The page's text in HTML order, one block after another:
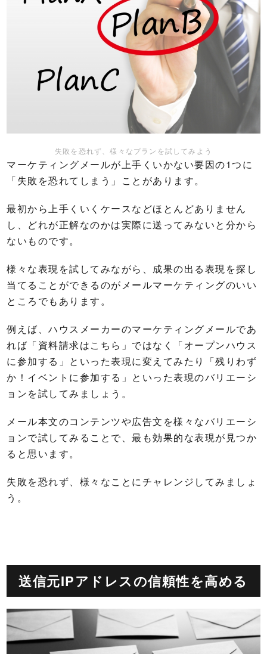
失敗を恐れず、様々なプランを試してみよう
マーケティングメールが上手くいかない要因の1つに
「失敗を恐れてしまう」ことがあります。
最初から上手くいくケースなどほとんどありません
し、どれが正解なのかは実際に送ってみないと分から
ないものです。
様々な表現を試してみながら、成果の出る表現を探し
当てることができるのがメールマーケティングのいい
ところでもあります。
例えば、ハウスメーカーのマーケティングメールであ
れば「資料請求はこちら」ではなく「オープンハウス
に参加する」といった表現に変えてみたり「残りわず
か！イベントに参加する」といった表現のバリエーシ
ョンを試してみましょう。
メール本文のコンテンツや広告文を様々なバリエーシ
ョンで試してみることで、最も効果的な表現が見つか
ると思います。
失敗を恐れず、様々なことにチャレンジしてみましょ
う。
送信元IPアドレスの信頼性を高める